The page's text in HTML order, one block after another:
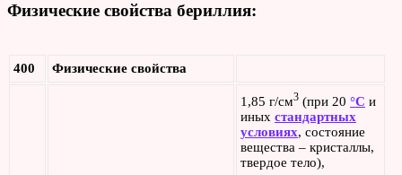
Физические свойства бериллия:
400 Физические свойства
1,85 г/см3 (при 20 °C и
иных стандартных
условиях, состояние
вещества – кристаллы,
твердое тело),